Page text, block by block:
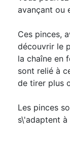
avançant ou
Ces pinces,
découvrir le
la chaîne en
sont relié à
de tirer plus
Les pinces
s\'adaptent